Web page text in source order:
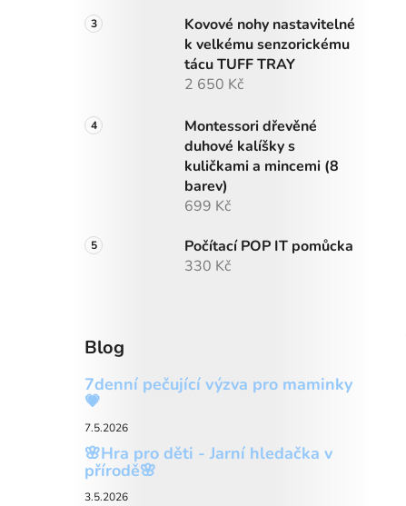
Kovové nohy nastavitelné
k velkému senzorickému
tácu TUFF TRAY
2 650 Kč
Montessori dřevěné
duhové kalíšky s
kuličkami a mincemi (8
barev)
699 Kč
Počítací POP IT pomůcka
330 Kč
Blog
7denní pečující výzva pro maminky
💗
7.5.2026
🌸Hra pro děti - Jarní hledačka v
přírodě🌸
3.5.2026